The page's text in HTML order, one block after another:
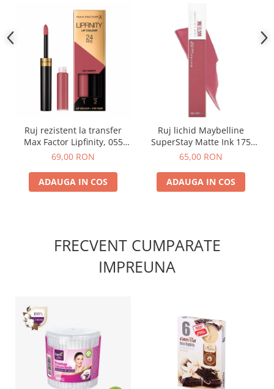
Ruj rezistent la transfer
Max Factor Lipfinity, 055
Sweet
69,00 RON
ADAUGA IN COS
Ruj lichid Maybelline
SuperStay Matte Ink 175
Ringleader
65,00 RON
ADAUGA IN COS
FRECVENT CUMPARATE
IMPREUNA